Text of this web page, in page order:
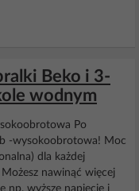
Beko i 3-
wodnym
Po
-wysokoobrotowa! Moc
dla każdej
nawinąć więcej
np. wyższe napięcie i